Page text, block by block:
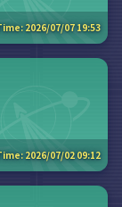
2026/07/07 19:53
2026/07/02 09:12